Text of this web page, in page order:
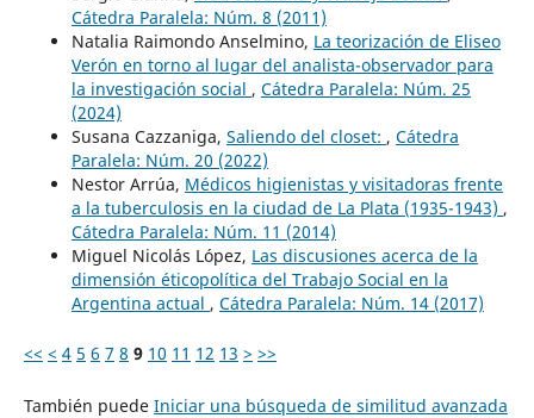
Cátedra Paralela: Núm. 8 (2011)
Natalia Raimondo Anselmino, La teorización de Eliseo
Verón en torno al lugar del analista-observador para
la investigación social , Cátedra Paralela: Núm. 25
(2024)
Susana Cazzaniga, Saliendo del closet: , Cátedra
Paralela: Núm. 20 (2022)
Nestor Arrúa, Médicos higienistas y visitadoras frente
a la tuberculosis en la ciudad de La Plata (1935-1943) ,
Cátedra Paralela: Núm. 11 (2014)
Miguel Nicolás López, Las discusiones acerca de la
dimensión éticopolítica del Trabajo Social en la
Argentina actual , Cátedra Paralela: Núm. 14 (2017)
<< < 4 5 6 7 8 9 10 11 12 13 > >>
También puede Iniciar una búsqueda de similitud avanzada